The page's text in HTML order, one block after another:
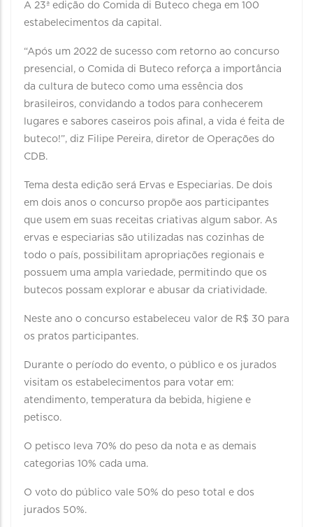
A 23ª edição do Comida di Buteco chega em 100
estabelecimentos da capital.
“Após um 2022 de sucesso com retorno ao concurso
presencial, o Comida di Buteco reforça a importância
da cultura de buteco como uma essência dos
brasileiros, convidando a todos para conhecerem
lugares e sabores caseiros pois afinal, a vida é feita de
buteco!”, diz Filipe Pereira, diretor de Operações do
CDB.
Tema desta edição será Ervas e Especiarias. De dois
em dois anos o concurso propõe aos participantes
que usem em suas receitas criativas algum sabor. As
ervas e especiarias são utilizadas nas cozinhas de
todo o país, possibilitam apropriações regionais e
possuem uma ampla variedade, permitindo que os
butecos possam explorar e abusar da criatividade.
Neste ano o concurso estabeleceu valor de R$ 30 para
os pratos participantes.
Durante o período do evento, o público e os jurados
visitam os estabelecimentos para votar em:
atendimento, temperatura da bebida, higiene e
petisco.
O petisco leva 70% do peso da nota e as demais
categorias 10% cada uma.
O voto do público vale 50% do peso total e dos
jurados 50%.